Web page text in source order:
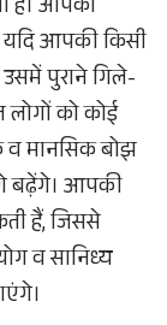
है। आपको
यदि आपकी किसी
पुराने गिले-
लोगों को कोई
व मानसिक बोझ
बढ़ेंगे। आपकी
हैं, जिससे
व सानिध्य